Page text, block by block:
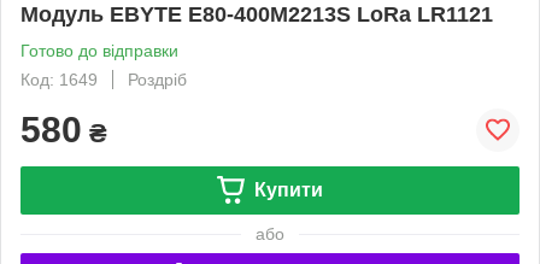
Модуль EBYTE E80-400M2213S LoRa LR1121
Готово до відправки
Код: 1649
Роздріб
580 ₴
Купити
або